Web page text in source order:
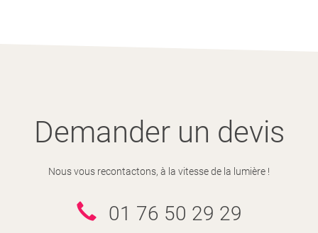
Demander un devis
Nous vous recontactons, à la vitesse de la lumière !
01 76 50 29 29